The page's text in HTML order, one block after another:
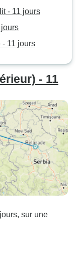
- 11 jours
- 11 jours
- 11
sur une